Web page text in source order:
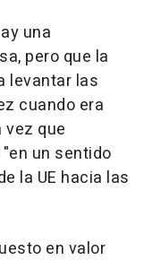
una
pero que la
levantar las
cuando era
que
un sentido
la UE hacia las
en valor